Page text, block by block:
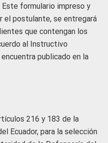
formulario impreso y
el postulante, se entregará
que contengan los
al Instructivo
publicado en la
216 y 183 de la
Ecuador, para la selección